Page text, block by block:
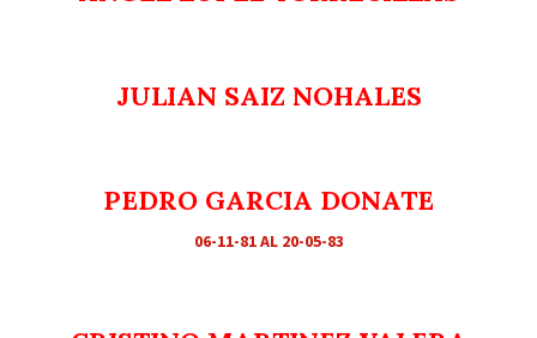
JULIAN SAIZ NOHALES
PEDRO GARCIA DONATE
06-11-81 AL 20-05-83